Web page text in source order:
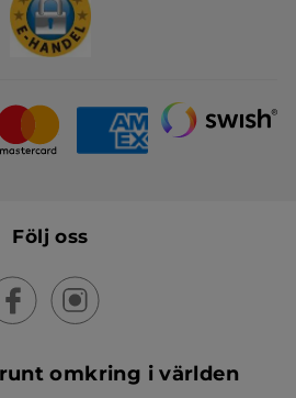
Följ oss
omkring i världen